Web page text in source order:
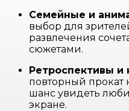
Семейные и
выбор для
развлечения
сюжетами.
Ретроспективы
повторный прокат
шанс увидеть
экране.